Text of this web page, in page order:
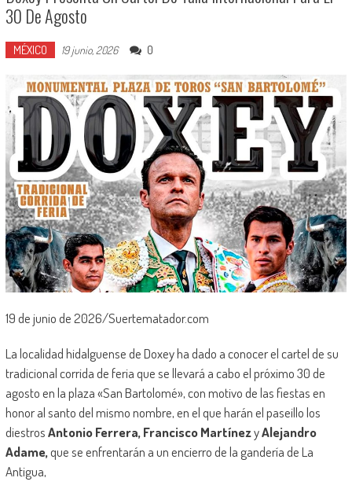
30 De Agosto
MÉXICO 19 junio, 2026 0
19 de junio de 2026/Suertematador.com
La localidad hidalguense de Doxey ha dado a conocer el cartel de su
tradicional corrida de feria que se llevará a cabo el próximo 30 de
agosto en la plaza «San Bartolomé», con motivo de las fiestas en
honor al santo del mismo nombre, en el que harán el paseillo los
diestrosAntonio Ferrera, Francisco MartínezyAlejandro
Adame,que se enfrentarán a un encierro de la gandería de La
Antigua,